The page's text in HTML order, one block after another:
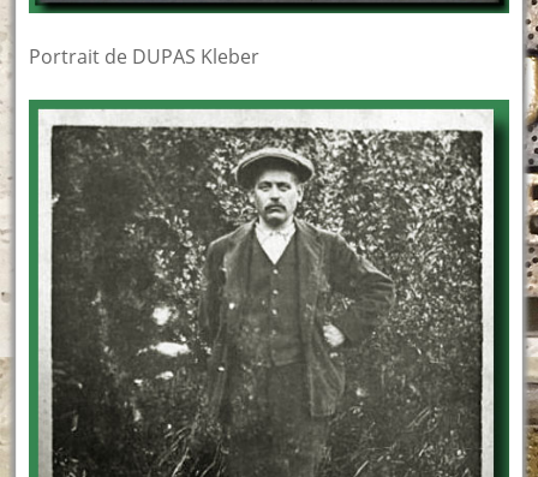
Portrait de DUPAS Kleber